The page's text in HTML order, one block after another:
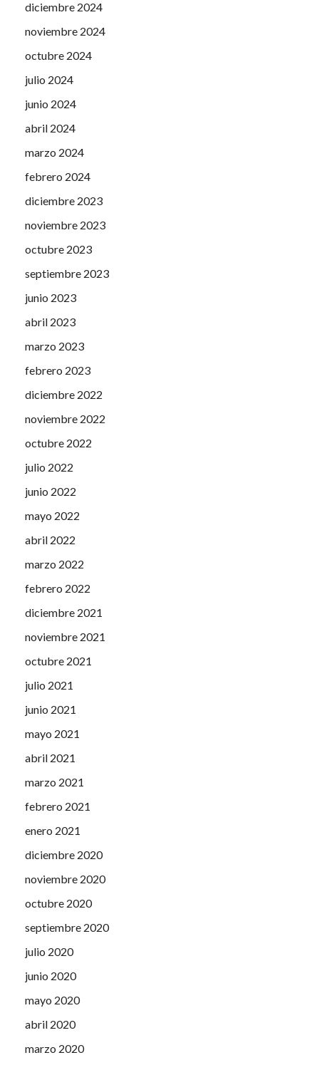
diciembre 2024
noviembre 2024
octubre 2024
julio 2024
junio 2024
abril 2024
marzo 2024
febrero 2024
diciembre 2023
noviembre 2023
octubre 2023
septiembre 2023
junio 2023
abril 2023
marzo 2023
febrero 2023
diciembre 2022
noviembre 2022
octubre 2022
julio 2022
junio 2022
mayo 2022
abril 2022
marzo 2022
febrero 2022
diciembre 2021
noviembre 2021
octubre 2021
julio 2021
junio 2021
mayo 2021
abril 2021
marzo 2021
febrero 2021
enero 2021
diciembre 2020
noviembre 2020
octubre 2020
septiembre 2020
julio 2020
junio 2020
mayo 2020
abril 2020
marzo 2020